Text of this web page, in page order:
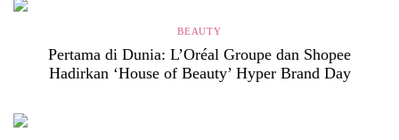
BEAUTY
Pertama di Dunia: L’Oréal Groupe dan Shopee
Hadirkan ‘House of Beauty’ Hyper Brand Day